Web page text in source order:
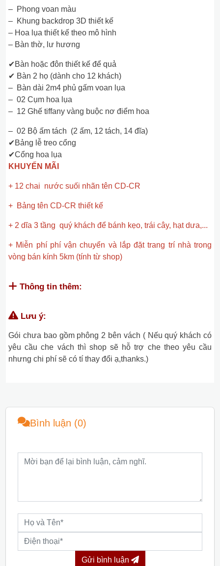
– Phong voan màu
– Khung backdrop 3D thiết kế
– Hoa lụa thiết kế theo mô hình
– Bàn thờ, lư hương
✔Bàn hoặc đôn thiết kế để quả
✔ Bàn 2 họ (dành cho 12 khách)
– Bàn dài 2m4 phủ gấm voan lụa
– 02 Cụm hoa lụa
– 12 Ghế tiffany vàng buộc nơ điểm hoa
– 02 Bộ ấm tách (2 ấm, 12 tách, 14 đĩa)
✔Bảng lễ treo cổng
✔Cổng hoa lụa
KHUYẾN MÃI
+ 12 chai nước suối nhãn tên CD-CR
+ Bảng tên CD-CR thiết kế
+ 2 dĩa 3 tầng quý khách để bánh kẹo, trái cây, hạt dưa,...
+ Miễn phí phí vận chuyển và lắp đặt trang trí nhà trong
vòng bán kính 5km (tính từ shop)
Thông tin thêm:
Lưu ý:
Gói chưa bao gồm phông 2 bên vách ( Nếu quý khách có
yêu cầu che vách thì shop sẽ hỗ trợ che theo yêu cầu
nhưng chi phí sẽ có tí thay đổi ạ,thanks.)
Bình luận (0)
Gửi bình luận